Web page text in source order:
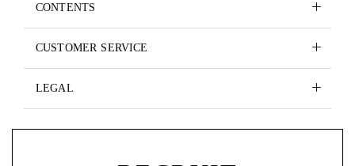
CONTENTS
CUSTOMER SERVICE
LEGAL